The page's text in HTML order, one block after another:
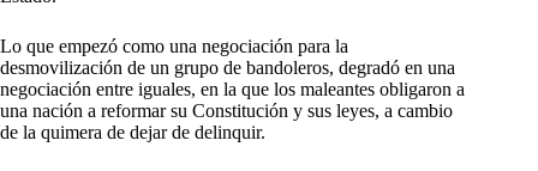
Lo que empezó como una negociación para la
desmovilización de un grupo de bandoleros, degradó en una
negociación entre iguales, en la que los maleantes obligaron a
una nación a reformar su Constitución y sus leyes, a cambio
de la quimera de dejar de delinquir.